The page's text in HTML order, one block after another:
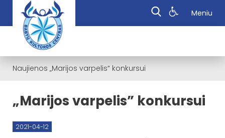
Meniu
Naujienos „Marijos varpelis“ konkursui
„Marijos varpelis” konkursui
2021-04-12